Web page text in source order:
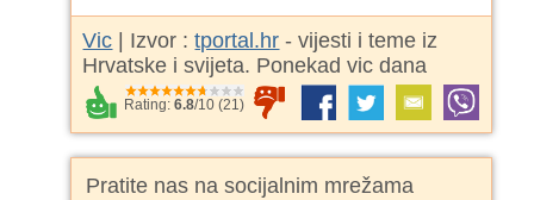
Vic | Izvor :tportal.hr - vijesti i teme iz
Hrvatske i svijeta. Ponekad vic dana
Rating:6.8/10 (21)
Pratite nas na socijalnim mrežama